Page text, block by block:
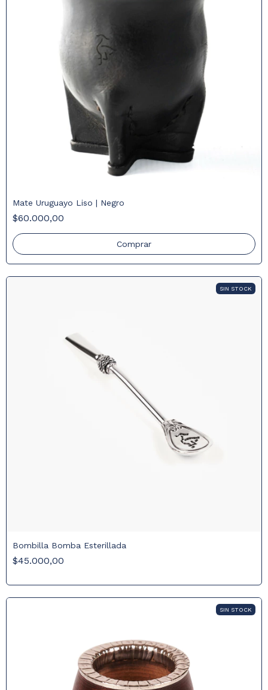
Mate Uruguayo Liso | Negro
$60.000,00
SIN STOCK
Bombilla Bomba Esterillada
$45.000,00
SIN STOCK